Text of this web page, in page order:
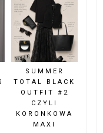
SUMMER
TOTAL BLACK
OUTFIT #2
CZYLI
KORONKOWA
MAXI